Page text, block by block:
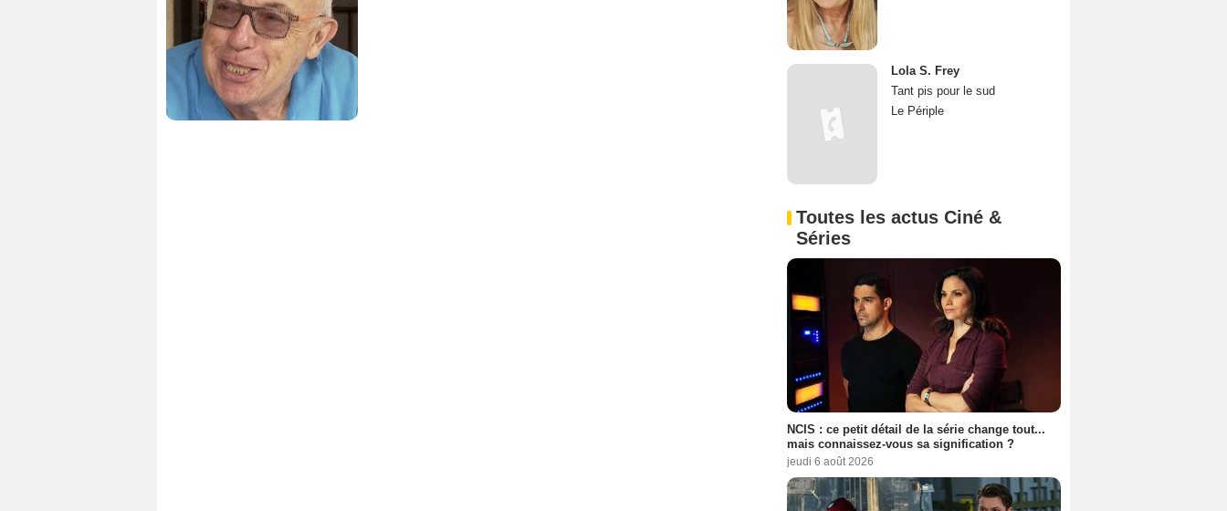
Lola S. Frey
Tant pis pour le sud
Le Périple
Toutes les actus Ciné &
Séries
NCIS : ce petit détail de la série change tout...
mais connaissez-vous sa signification ?
jeudi 6 août 2026